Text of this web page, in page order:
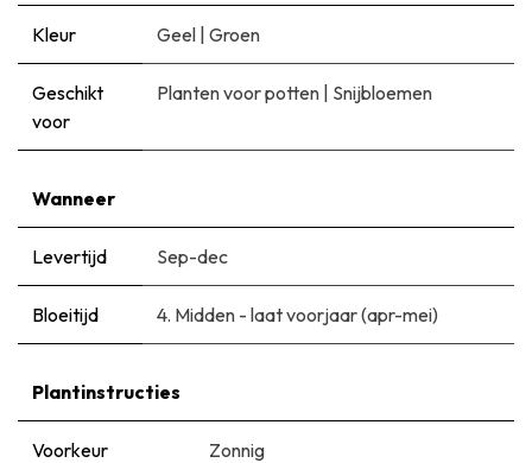
Kleur Geel | Groen
Geschikt
voor
Planten voor potten | Snijbloemen
Wanneer
Levertijd Sep-dec
Bloeitijd ​4. Midden - laat voorjaar (apr-mei)
Plantinstructies
Voorkeur
Zonnig